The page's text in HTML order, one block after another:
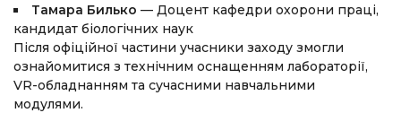
Тамара Билько — Доцент кафедри охорони праці,
кандидат біологічних наук
Після офіційної частини учасники заходу змогли
ознайомитися з технічним оснащенням лабораторії,
VR-обладнанням та сучасними навчальними
модулями.